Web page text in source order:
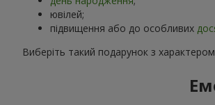
ювілей;
підвищення або до особливих
Виберіть такий подарунок з